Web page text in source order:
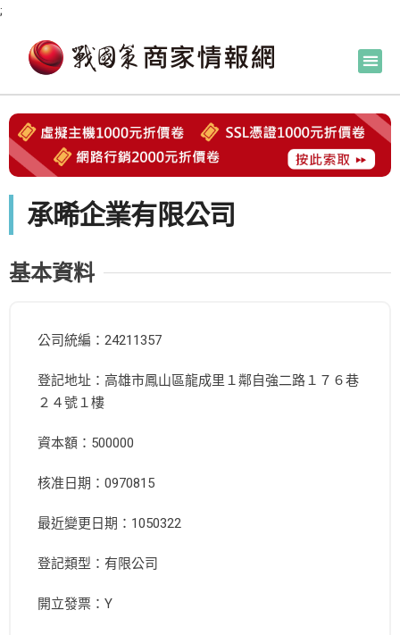
;
承晞企業有限公司
基本資料
公司統編：24211357
登記地址：高雄市鳳山區龍成里１鄰自強二路１７６巷
２４號１樓
資本額：500000
核准日期：0970815
最近變更日期：1050322
登記類型：有限公司
開立發票：Y